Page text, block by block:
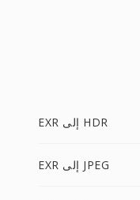
EXR إلى HDR
EXR إلى JPEG